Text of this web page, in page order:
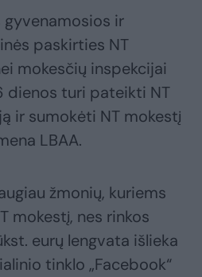
ir
paskirties NT
mokesčių inspekcijai
dienos turi pateikti NT
ir sumokėti NT mokestį
LBAA.
žmonių, kuriems
mokestį, nes rinkos
eurų lengvata išlieka
tinklo „Facebook“